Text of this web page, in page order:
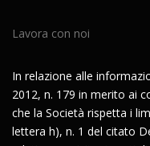
Lavora con noi
In relazione alle
2012, n. 179 in merito ai
che la Società rispetta i
lettera h), n. 1 del citato